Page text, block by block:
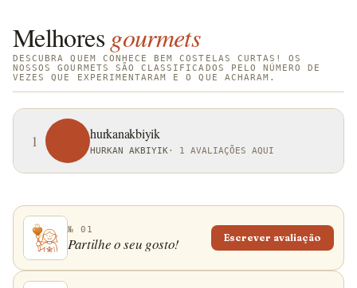
Melhores gourmets
DESCUBRA QUEM CONHECE BEM COSTELAS CURTAS! OS
NOSSOS GOURMETS SÃO CLASSIFICADOS PELO NÚMERO DE
VEZES QUE EXPERIMENTARAM E O QUE ACHARAM.
1 hurkanakbiyik
HURKAN AKBIYIK · 1 AVALIAÇÕES AQUI
№ 01
Partilhe o seu gosto! Escrever avaliação